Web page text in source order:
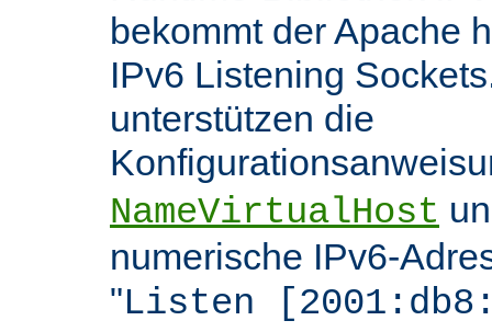
bekommt der Apache
IPv6 Listening
unterstützen die
NameVirtualHost
numerische IPv6-
"Listen